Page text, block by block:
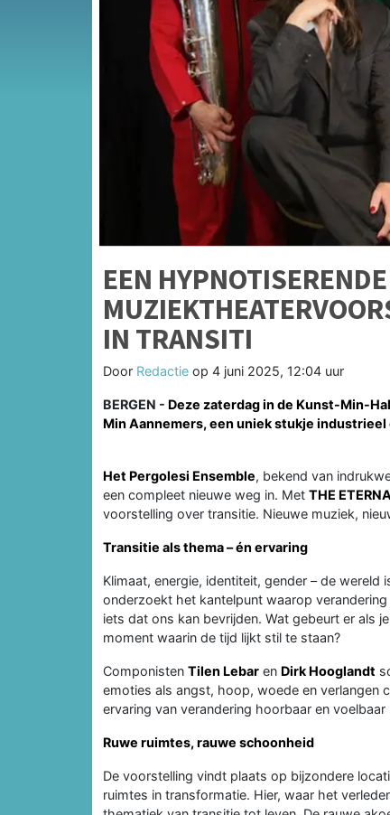
EEN HYPNOTISERENDE
IN TRANSITI
Door Redactie op 4 juni 2025, 12:04 uur
BERGEN - Deze zaterdag in de Kunst-Min-
Min Aannemers, een uniek stukje
Het Pergolesi Ensemble, bekend van
een compleet nieuwe weg in. Met THE
voorstelling over transitie. Nieuwe muziek,
Transitie als thema – én ervaring
Klimaat, energie, identiteit, gender – de wereld
onderzoekt het kantelpunt waarop
iets dat ons kan bevrijden. Wat gebeurt er als
moment waarin de tijd lijkt stil te staan?
Componisten Tilen Lebar en Dirk Hooglandt
emoties als angst, hoop, woede en verlangen
ervaring van verandering hoorbaar en voelbaar
Ruwe ruimtes, rauwe schoonheid
De voorstelling vindt plaats op bijzondere
ruimtes in transformatie. Hier, waar het